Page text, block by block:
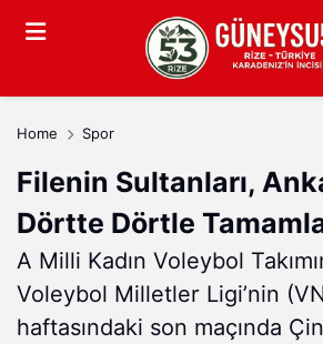
Home Spor
Filenin Sultanları,
Dörtte Dörtle
A Milli Kadın Voleybol
Voleybol Milletler Ligi’nin
haftasındaki son maçında